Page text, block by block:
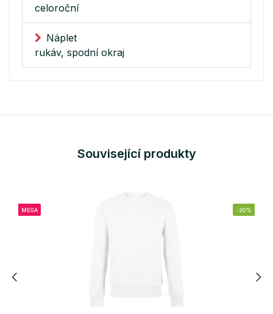
celoroční
Náplet
rukáv, spodní okraj
Související produkty
MEGA -20%